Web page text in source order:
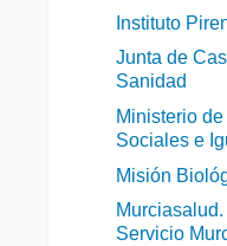
Instituto
Junta de
Sanidad
Ministerio
Sociales e
Misión
Servicio